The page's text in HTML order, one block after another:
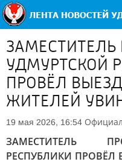
ЗАМЕСТИТЕЛЬ
УДМУРТСКОЙ
ПРОВЁЛ
ЖИТЕЛЕЙ
19 мая 2026, 16:54
ЗАМЕСТИТЕЛЬ
РЕСПУБЛИКИ